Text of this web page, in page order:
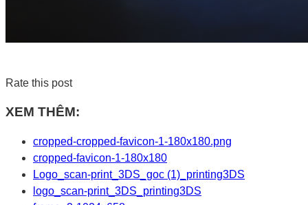
Rate this post
XEM THÊM:
cropped-cropped-favicon-1-180x180.png
cropped-favicon-1-180x180
Logo_scan-print_3DS_goc (1)_printing3DS
logo_scan-print_3DS_printing3DS